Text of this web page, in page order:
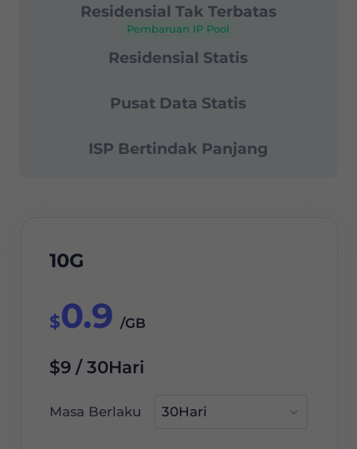
Residensial Tak Terbatas
Residensial Statis
Pembaruan IP Pool
Pusat Data Statis
ISP Bertindak Panjang
10G
$0.9 /GB
$9 / 30Hari
Masa Berlaku